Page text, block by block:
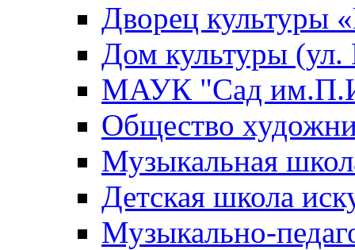
Дворец культуры
Дом культуры (ул.
МАУК "Сад
Общество
Музыкальная
Детская школа
Музыкально-